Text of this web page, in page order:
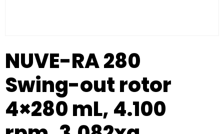
NUVE-RA 280
Swing-out rotor
4×280 mL, 4.100